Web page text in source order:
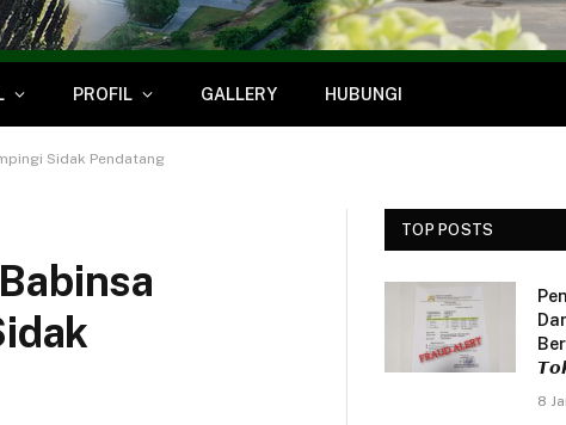
PROFIL GALLERY HUBUNGI
Sidak Pendatang
TOP POSTS
8